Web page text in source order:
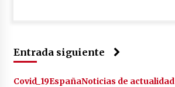
Entrada siguiente
Covid_19EspañaNoticias de actualidad